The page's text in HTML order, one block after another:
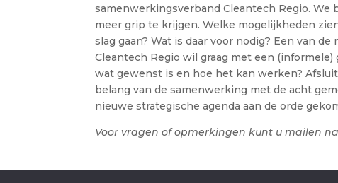
samenwerkingsverband Cleantech Regio.
meer grip te krijgen. Welke mogelijkheden
slag gaan? Wat is daar voor nodig? Een van
Cleantech Regio wil graag met een
wat gewenst is en hoe het kan werken?
belang van de samenwerking met de acht
nieuwe strategische agenda aan de orde
Voor vragen of opmerkingen kunt u mailen